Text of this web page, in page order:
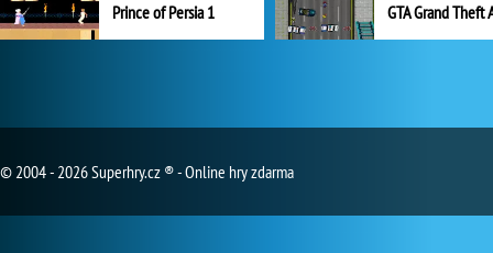
Prince of Persia 1 GTA Grand Theft
© 2004 - 2026 Superhry.cz ® - Online hry zdarma